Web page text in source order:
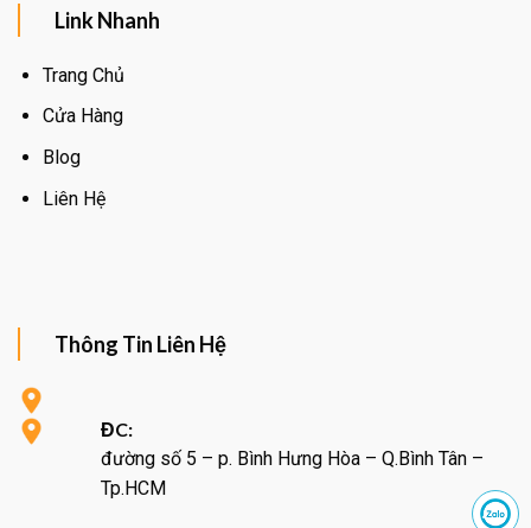
Link Nhanh
Trang Chủ
Cửa Hàng
Blog
Liên Hệ
Thông Tin Liên Hệ
ĐC:
đường số 5 – p. Bình Hưng Hòa – Q.Bình Tân –
Tp.HCM